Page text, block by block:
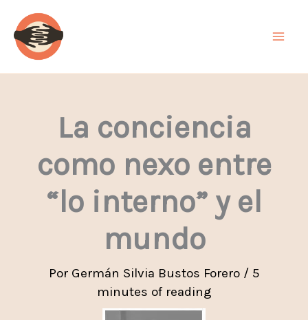
contenido
La conciencia
como nexo entre
“lo interno” y el
mundo
Por Germán Silvia Bustos Forero / 5
minutes of reading